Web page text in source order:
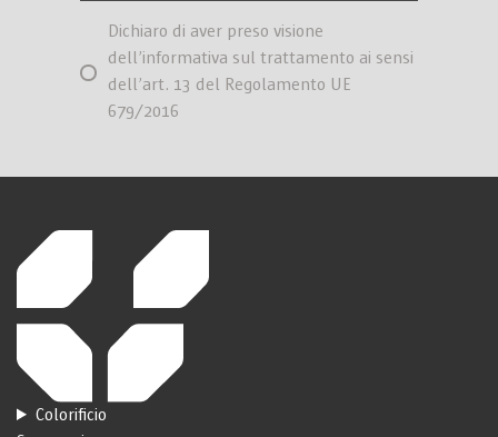
Dichiaro di aver preso visione
dell’informativa sul trattamento ai sensi
dell’art. 13 del Regolamento UE
679/2016
Colorificio